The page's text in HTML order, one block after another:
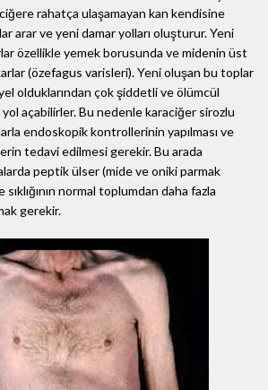
rahatça ulaşamayan kan kendisine
arar ve yeni damar yolları oluşturur. Yeni
özellikle yemek borusunda ve midenin üst
(özefagus varisleri). Yeni oluşan bu toplar
olduklarından çok şiddetli ve ölümcül
açabilirler. Bu nedenle karaciğer sirozlu
endoskopik kontrollerinin yapılması ve
tedavi edilmesi gerekir. Bu arada
peptik ülser (mide ve oniki parmak
normal toplumdan daha fazla
gerekir.